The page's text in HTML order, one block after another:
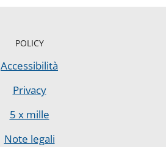
POLICY
Accessibilità
Privacy
5 x mille
Note legali